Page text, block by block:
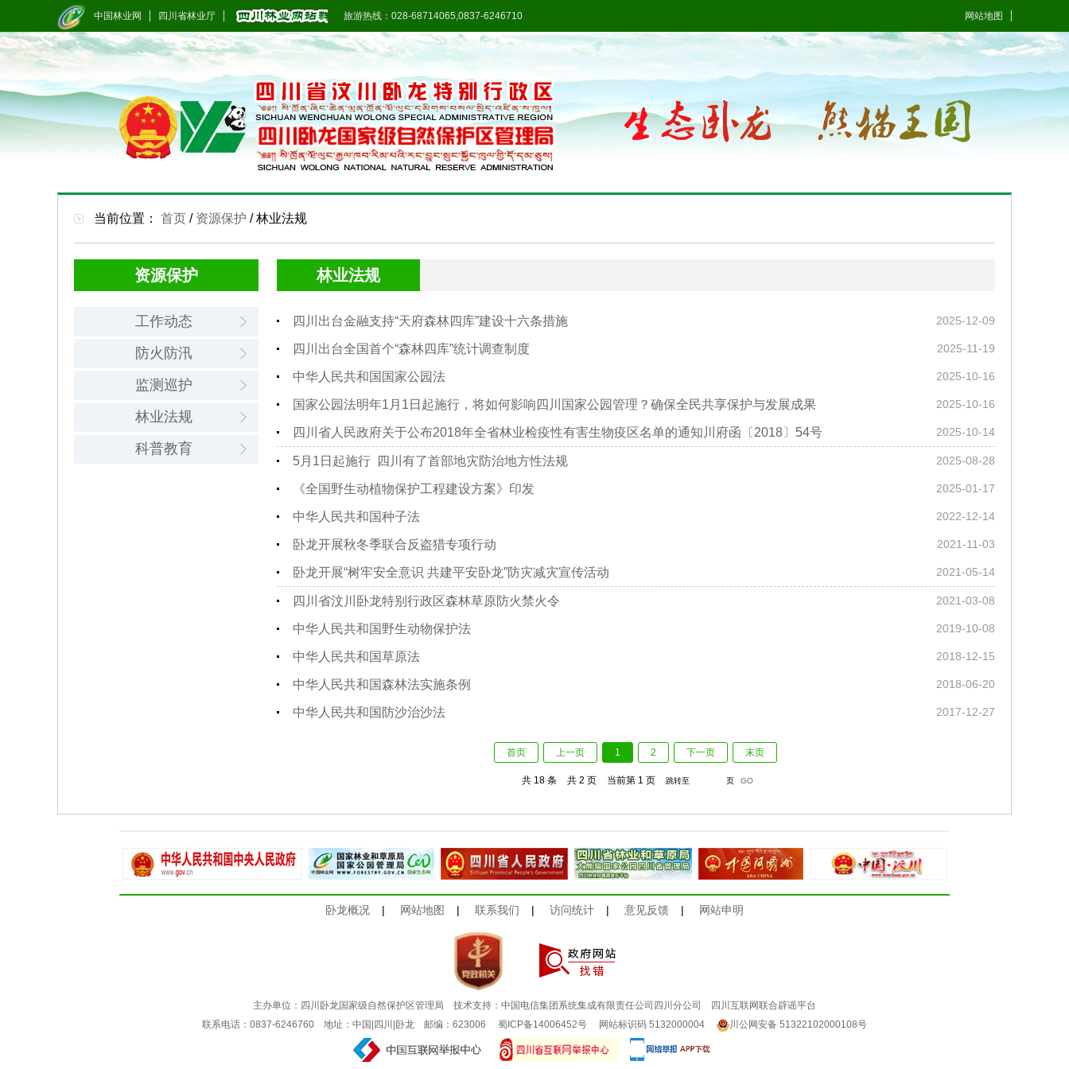
中国林业网 四川省林业厅 旅游热线：028-68714065,0837-6246710 网站地图
当前位置： 首页 / 资源保护 /林业法规
资源保护
工作动态
防火防汛
监测巡护
林业法规
科普教育
林业法规
2025-12-09
四川出台金融支持“天府森林四库”建设十六条措施
2025-11-19
四川出台全国首个“森林四库”统计调查制度
2025-10-16
中华人民共和国国家公园法
2025-10-16
国家公园法明年1月1日起施行，将如何影响四川国家公园管理？确保全民共享保护与发展成果
2025-10-14
四川省人民政府关于公布2018年全省林业检疫性有害生物疫区名单的通知川府函〔2018〕54号
2025-08-28
5月1日起施行 四川有了首部地灾防治地方性法规
2025-01-17
《全国野生动植物保护工程建设方案》印发
2022-12-14
中华人民共和国种子法
2021-11-03
卧龙开展秋冬季联合反盗猎专项行动
2021-05-14
卧龙开展“树牢安全意识 共建平安卧龙”防灾减灾宣传活动
2021-03-08
四川省汶川卧龙特别行政区森林草原防火禁火令
2019-10-08
中华人民共和国野生动物保护法
2018-12-15
中华人民共和国草原法
2018-06-20
中华人民共和国森林法实施条例
2017-12-27
中华人民共和国防沙治沙法
首页 上一页 1 2 下一页 末页
共 18 条 共 2 页 当前第 1 页 跳转至 页 GO
卧龙概况 | 网站地图 | 联系我们 | 访问统计 | 意见反馈 | 网站申明
主办单位：四川卧龙国家级自然保护区管理局 技术支持：中国电信集团系统集成有限责任公司四川分公司
四川互联网联合辟谣平台
联系电话：0837-6246760 地址：中国|四川|卧龙 邮编：623006 蜀ICP备14006452号 网站标识码 5132000004 川公网安备 51322102000108号